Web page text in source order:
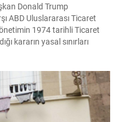
Donald Trump
ABD Uluslararası Ticaret
1974 tarihli Ticaret
kararın yasal sınırları
savundu. Dava metninde,
uygulamalarını...